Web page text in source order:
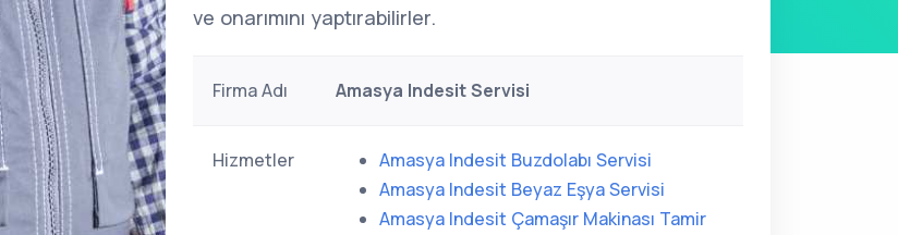
ve onarımını yaptırabilirler.
Firma Adı Amasya Indesit Servisi
Hizmetler
Amasya Indesit Buzdolabı Servisi
Amasya Indesit Beyaz Eşya Servisi
Amasya Indesit Çamaşır Makinası Tamir